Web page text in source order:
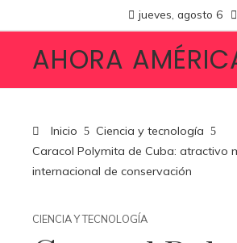
jueves, agosto 6
AHORA
Inicio
Ciencia y tecnología
Caracol Polymita de Cuba: atractivo
internacional de conservación
CIENCIA Y TECNOLOGÍA